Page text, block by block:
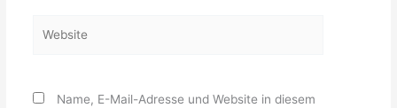
Name, E-Mail-Adresse und Website in diesem